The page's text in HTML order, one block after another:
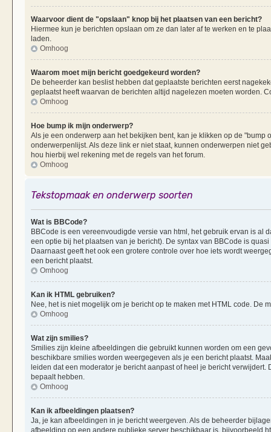
Waarvoor dient de "opslaan" knop bij het plaatsen van een bericht?
Hiermee kun je berichten opslaan om ze dan later af te werken en te
laden.
Omhoog
Waarom moet mijn bericht goedgekeurd worden?
De beheerder kan beslist hebben dat geplaatste berichten eerst
geplaatst heeft waarvan de berichten altijd nagelezen moeten worden.
Omhoog
Hoe bump ik mijn onderwerp?
Als je een onderwerp aan het bekijken bent, kan je klikken op de
onderwerpenlijst. Als deze link er niet staat, kunnen onderwerpen niet
hou hierbij wel rekening met de regels van het forum.
Omhoog
Tekstopmaak en onderwerp soorten
Wat is BBCode?
BBCode is een vereenvoudigde versie van html, het gebruik ervan is al
een optie bij het plaatsen van je bericht). De syntax van BBCode is
Daarnaast geeft het ook een grotere controle over hoe iets wordt
een bericht plaatst.
Omhoog
Kan ik HTML gebruiken?
Nee, het is niet mogelijk om je bericht op te maken met HTML code.
Omhoog
Wat zijn smilies?
Smilies zijn kleine afbeeldingen die gebruikt kunnen worden om een
beschikbare smilies worden weergegeven als je een bericht plaatst.
leiden dat een moderator je bericht aanpast of heel je bericht
bepaalt hebben.
Omhoog
Kan ik afbeeldingen plaatsen?
Ja, je kan afbeeldingen in je bericht weergeven. Als de beheerder
afbeelding op een andere publieke server beschikbaar is, bijvoorbeeld